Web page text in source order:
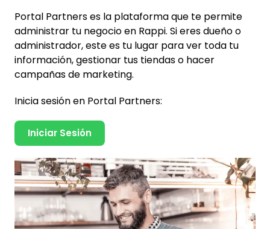
Portal Partners es la plataforma que te permite
administrar tu negocio en Rappi. Si eres dueño o
administrador, este es tu lugar para ver toda tu
información, gestionar tus tiendas o hacer
campañas de marketing.
Inicia sesión en Portal Partners:
Iniciar Sesión